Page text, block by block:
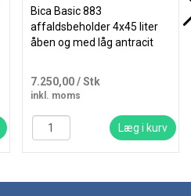
Bica Basic 883
affaldsbeholder 4x45 liter
åben og med låg antracit
7.250,00/ Stk
inkl. moms
Læg i kurv